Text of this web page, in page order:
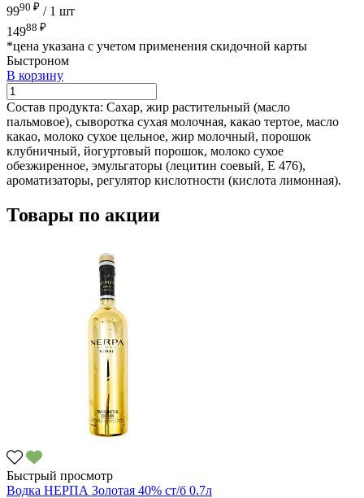
9990 ₽ / 1 шт
14988 ₽
*цена указана с учетом применения скидочной карты
Быстроном
В корзину
Состав продукта: Сахар, жир растительный (масло
пальмовое), сыворотка сухая молочная, какао тертое, масло
какао, молоко сухое цельное, жир молочный, порошок
клубничный, йогуртовый порошок, молоко сухое
обезжиренное, эмульгаторы (лецитин соевый, Е 476),
ароматизаторы, регулятор кислотности (кислота лимонная).
Товары по акции
Быстрый просмотр
Водка НЕРПА Золотая 40% ст/б 0.7л